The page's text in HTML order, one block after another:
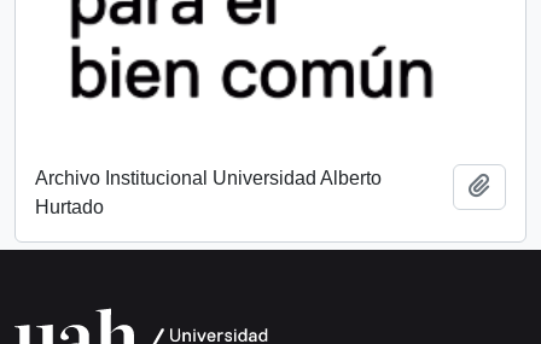
Archivo Institucional Universidad Alberto
Hurtado